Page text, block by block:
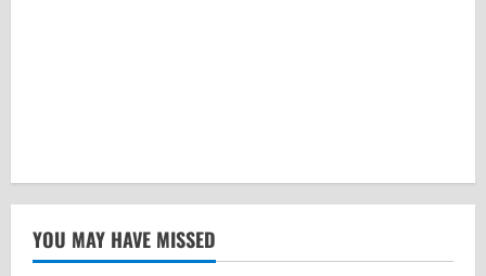
YOU MAY HAVE MISSED